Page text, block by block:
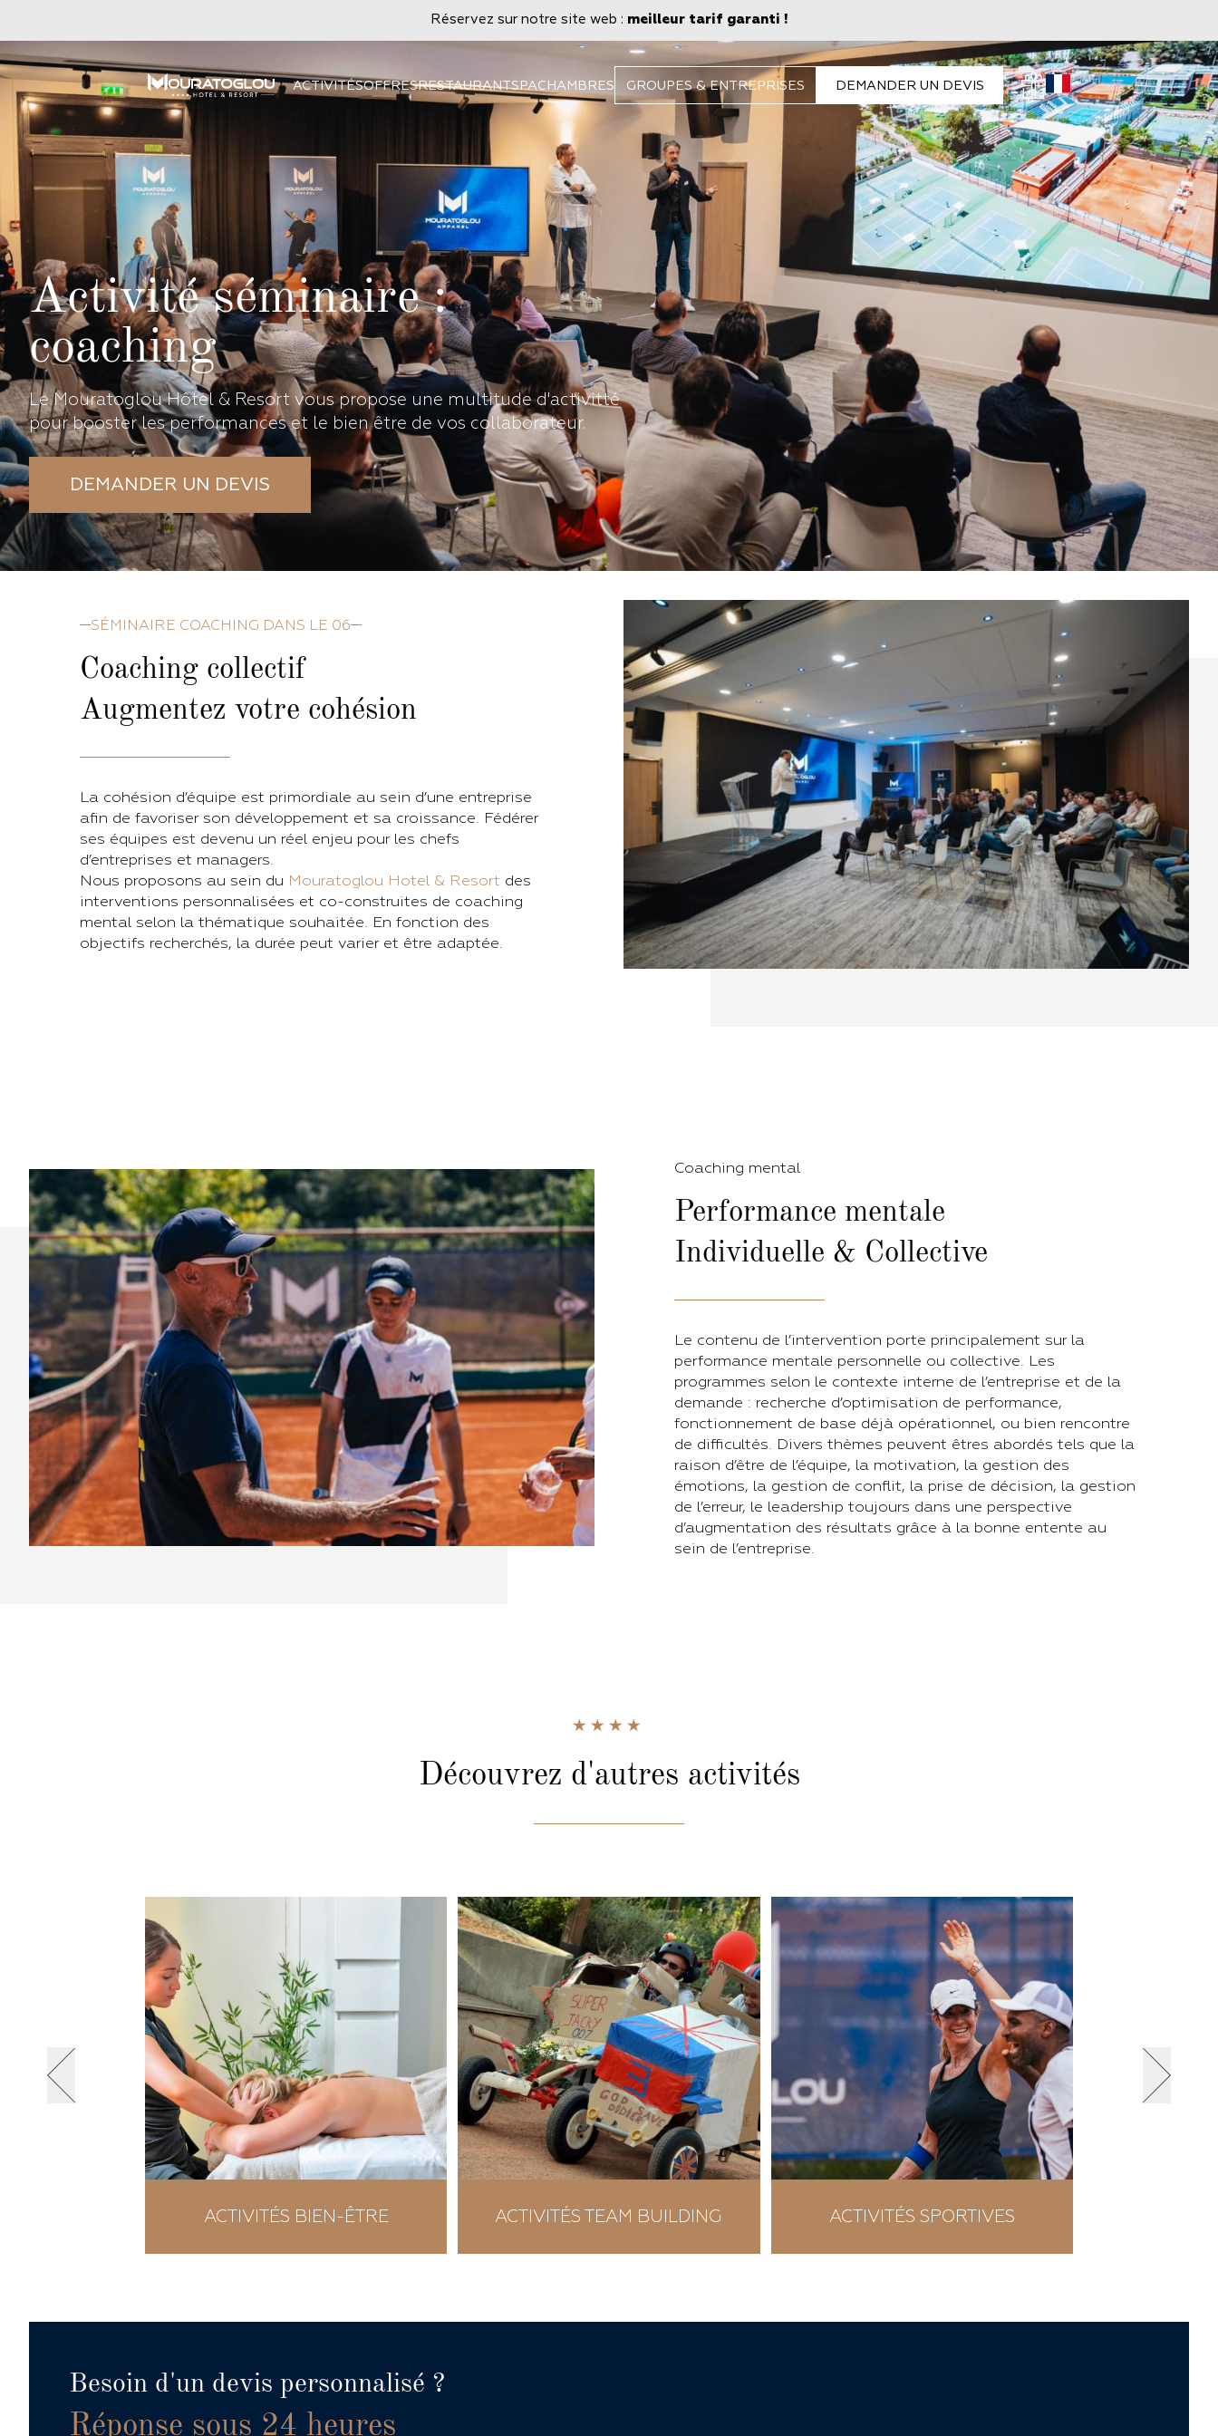
Réservez sur notre site web : meilleur tarif garanti !
ACTIVITÉSOFFRESRESTAURANTSPACHAMBRES GROUPES & ENTREPRISES DEMANDER UN DEVIS
Activité séminaire :
coaching
Le Mouratoglou Hôtel & Resort vous propose une multitude d'activitté
pour booster les performances et le bien être de vos collaborateur.
DEMANDER UN DEVIS
SÉMINAIRE COACHING DANS LE 06
Coaching collectif
Augmentez votre cohésion
La cohésion d’équipe est primordiale au sein d’une entreprise
afin de favoriser son développement et sa croissance. Fédérer
ses équipes est devenu un réel enjeu pour les chefs
d’entreprises et managers.
Nous proposons au sein du Mouratoglou Hotel & Resort des
interventions personnalisées et co-construites de coaching
mental selon la thématique souhaitée. En fonction des
objectifs recherchés, la durée peut varier et être adaptée.
Coaching mental
Performance mentale
Individuelle & Collective
Le contenu de l’intervention porte principalement sur la
performance mentale personnelle ou collective. Les
programmes selon le contexte interne de l’entreprise et de la
demande : recherche d’optimisation de performance,
fonctionnement de base déjà opérationnel, ou bien rencontre
de difficultés. Divers thèmes peuvent êtres abordés tels que la
raison d’être de l’équipe, la motivation, la gestion des
émotions, la gestion de conflit, la prise de décision, la gestion
de l’erreur, le leadership toujours dans une perspective
d’augmentation des résultats grâce à la bonne entente au
sein de l’entreprise.
Découvrez d'autres activités
ACTIVITÉS BIEN-ÊTRE ACTIVITÉS TEAM BUILDING ACTIVITÉS SPORTIVES
Besoin d'un devis personnalisé ?
Réponse sous 24 heures